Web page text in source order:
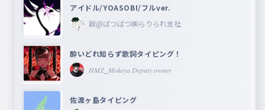
アイドル/YOASOBI/フルver.
跋@ばつばつ㈱らりられ支社
酔いどれ知らず歌詞タイピング！
𝐻𝑀𝑍_𝑀𝑜𝑘𝑒𝑦𝑎 𝐷𝑒𝑝𝑢𝑡𝑦 𝑜𝑤𝑛𝑒𝑟
佐渡ヶ島タイピング